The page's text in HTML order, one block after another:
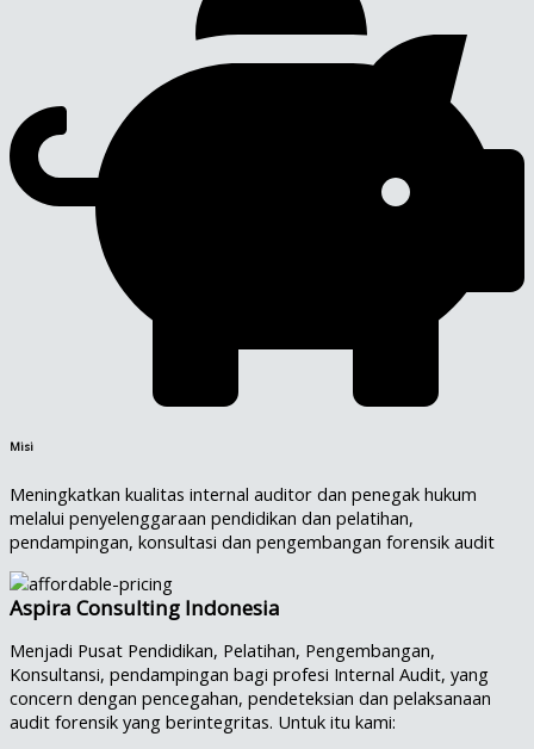
Misi
Meningkatkan kualitas internal auditor dan penegak hukum
melalui penyelenggaraan pendidikan dan pelatihan,
pendampingan, konsultasi dan pengembangan forensik audit
Aspira Consulting Indonesia
Menjadi Pusat Pendidikan, Pelatihan, Pengembangan,
Konsultansi, pendampingan bagi profesi Internal Audit, yang
concern dengan pencegahan, pendeteksian dan pelaksanaan
audit forensik yang berintegritas. Untuk itu kami: